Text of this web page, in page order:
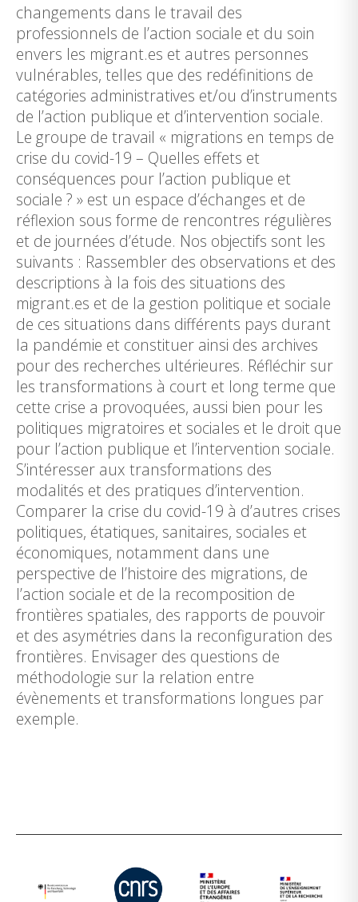
changements dans le travail des
professionnels de l’action sociale et du soin
envers les migrant.es et autres personnes
vulnérables, telles que des redéfinitions de
catégories administratives et/ou d’instruments
de l’action publique et d’intervention sociale.
Le groupe de travail « migrations en temps de
crise du covid-19 – Quelles effets et
conséquences pour l’action publique et
sociale ? » est un espace d’échanges et de
réflexion sous forme de rencontres régulières
et de journées d’étude. Nos objectifs sont les
suivants : Rassembler des observations et des
descriptions à la fois des situations des
migrant.es et de la gestion politique et sociale
de ces situations dans différents pays durant
la pandémie et constituer ainsi des archives
pour des recherches ultérieures. Réfléchir sur
les transformations à court et long terme que
cette crise a provoquées, aussi bien pour les
politiques migratoires et sociales et le droit que
pour l’action publique et l’intervention sociale.
S’intéresser aux transformations des
modalités et des pratiques d’intervention.
Comparer la crise du covid-19 à d’autres crises
politiques, étatiques, sanitaires, sociales et
économiques, notamment dans une
perspective de l’histoire des migrations, de
l’action sociale et de la recomposition de
frontières spatiales, des rapports de pouvoir
et des asymétries dans la reconfiguration des
frontières. Envisager des questions de
méthodologie sur la relation entre
évènements et transformations longues par
exemple.